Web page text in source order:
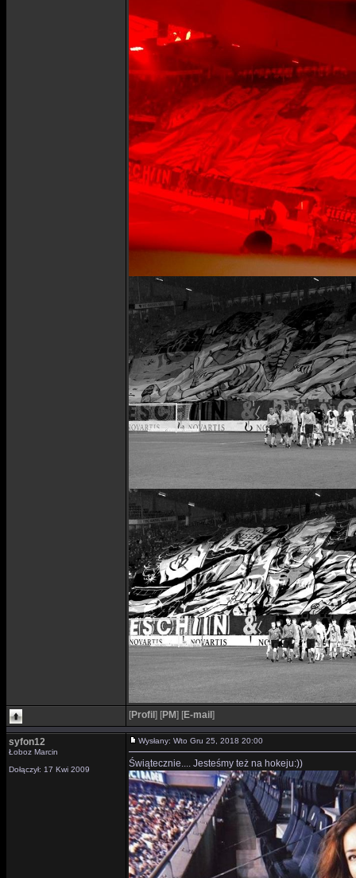
[Profil ] [PM] [E-mail ]
syfon12
Łoboz Marcin
Dołączył: 17 Kwi 2009
Wysłany: Wto Gru 25, 2018 20:00
Świątecznie.... Jesteśmy też na hokeju:))